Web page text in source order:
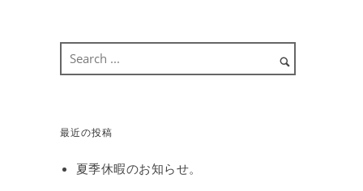
最近の投稿
夏季休暇のお知らせ。